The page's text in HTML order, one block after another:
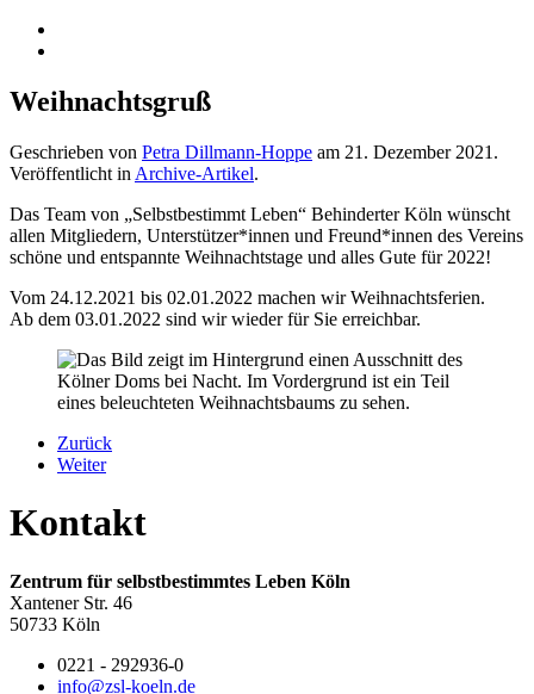
Weihnachtsgruß
Geschrieben von Petra Dillmann-Hoppe am 21. Dezember 2021 .
Veröffentlicht in Archive-Artikel.
Das Team von „Selbstbestimmt Leben“ Behinderter Köln wünscht
allen Mitgliedern, Unterstützer*innen und Freund*innen des Vereins
schöne und entspannte Weihnachtstage und alles Gute für 2022!
Vom 24.12.2021 bis 02.01.2022 machen wir Weihnachtsferien.
Ab dem 03.01.2022 sind wir wieder für Sie erreichbar.
Zurück
Weiter
Kontakt
Zentrum für selbstbestimmtes Leben Köln
Xantener Str. 46
50733 Köln
0221 - 292936-0
info@zsl-koeln.de